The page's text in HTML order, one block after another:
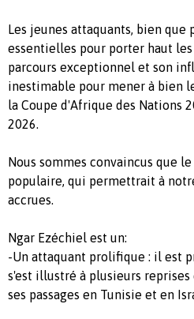
Les jeunes attaquants, bien
essentielles pour porter haut
parcours exceptionnel et son
inestimable pour mener à bien
la Coupe d'Afrique des Nations
2026.
Nous sommes convaincus que
populaire, qui permettrait à
accrues.
Ngar Ezéchiel est un:
-Un attaquant prolifique : il est
s'est illustré à plusieurs
ses passages en Tunisie et en